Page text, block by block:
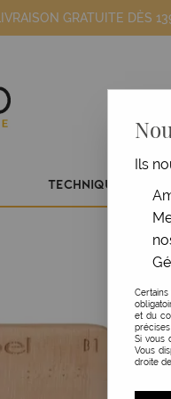
LIVRAISON GRATUITE DÈS
TECHNIQUE
Ils
et du
Si vous
Vous
droite